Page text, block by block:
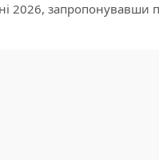
2026, запропонувавши